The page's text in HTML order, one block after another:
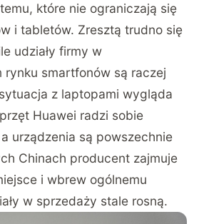
które nie ograniczają się
i tabletów. Zresztą trudno się
udziały firmy w
rynku smartfonów są raczej
z laptopami wygląda
Huawei radzi sobie
urządzenia są powszechnie
Chinach producent zajmuje
i wbrew ogólnemu
w sprzedaży stale rosną.